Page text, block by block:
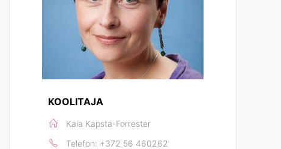
KOOLITAJA
Kaia Kapsta-Forrester
Telefon: +372 56 460262